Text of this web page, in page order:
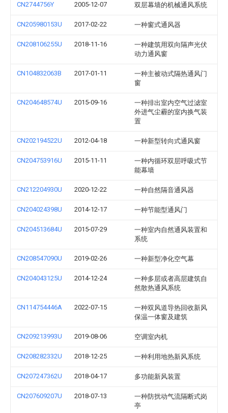
CN2744756Y 2005-12-07 双层幕墙的机械通风系统
CN205980153U 2017-02-22 一种窗式通风器
CN208106255U 2018-11-16
一种建筑用双向隔声光伏
动力通风窗
CN104832063B 2017-01-11
一种主被动式隔热通风门
窗
CN204648574U 2015-09-16
一种排出室内空气过滤室
外进气尘霾的室内换气装
置
CN202194522U 2012-04-18 一种新型转向式通风窗
CN204753916U 2015-11-11
一种内循环双层呼吸式节
能幕墙
CN212204930U 2020-12-22 一种自然隔音通风器
CN204024398U 2014-12-17 一种节能型通风门
CN204513684U 2015-07-29
一种室内自然通风装置和
系统
CN208547090U 2019-02-26 一种新型净化空气幕
CN204043125U 2014-12-24
一种多层或者高层建筑自
然散热通风系统
CN114754446A 2022-07-15
一种双风道导热回收新风
保温一体窗及建筑
CN209213993U 2019-08-06 空调室内机
CN208282332U 2018-12-25 一种利用地热新风系统
CN207247362U 2018-04-17 多功能新风装置
CN207609207U 2018-07-13
一种防扰动气流隔断式岗
亭